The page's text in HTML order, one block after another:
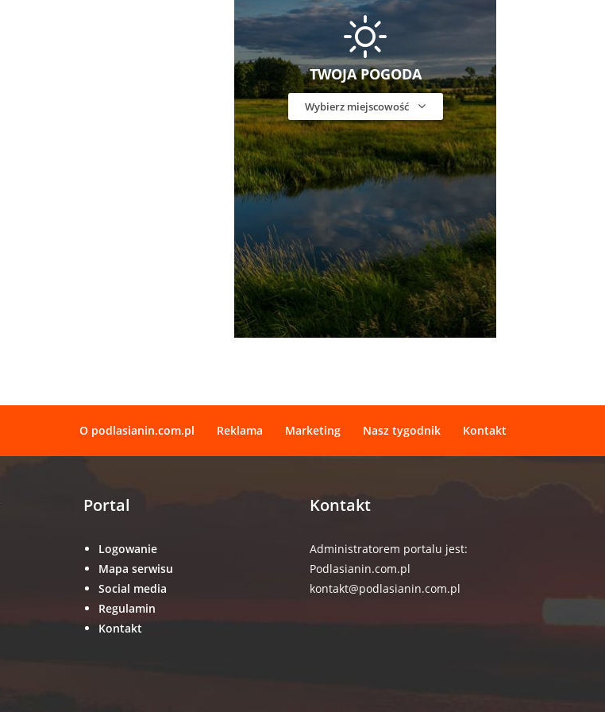
TWOJA POGODA
Wybierz miejscowość
O podlasianin.com.pl Reklama Marketing Nasz tygodnik Kontakt
Portal
Logowanie
Mapa serwisu
Social media
Regulamin
Kontakt
Kontakt
Administratorem portalu jest:
Podlasianin.com.pl
kontakt@podlasianin.com.pl